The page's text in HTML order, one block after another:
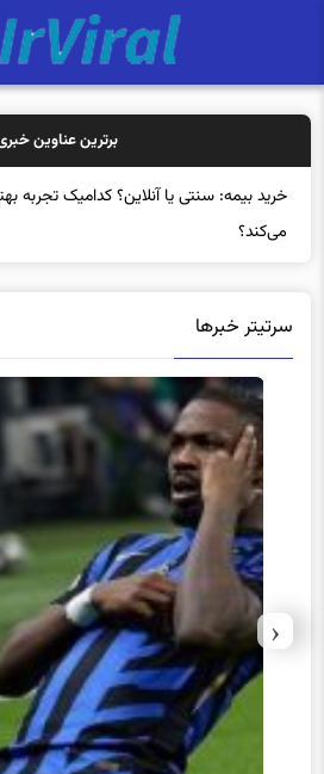
برترین عناوین
خرید بیمه: سنتی یا آنلاین؟ کدامیک تجربه
می‌کند؟
سرتیتر خبرها
‹